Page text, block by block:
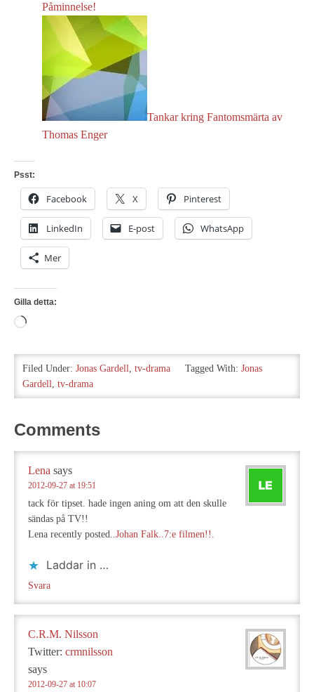
Påminnelse!
Tankar kring Fantomsmärta av
Thomas Enger
Psst:
Facebook X Pinterest
LinkedIn E-post WhatsApp
Mer
Gilla detta:
Laddar
…
Filed Under: Jonas Gardell, tv-drama Tagged With: Jonas
Gardell, tv-drama
Comments
Lena says
2012-09-27 at 19:51
tack för tipset. hade ingen aning om att den skulle
sändas på TV!!
Lena recently posted..Johan Falk..7:e filmen!!.
Laddar in …
Svara
C.R.M. Nilsson
Twitter: crmnilsson
says
2012-09-27 at 10:07